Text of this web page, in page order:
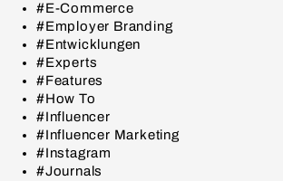
#E-Commerce
#Employer Branding
#Entwicklungen
#Experts
#Features
#How To
#Influencer
#Influencer Marketing
#Instagram
#Journals